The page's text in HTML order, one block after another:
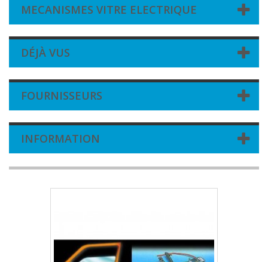
MECANISMES VITRE ELECTRIQUE
DÉJÀ VUS
FOURNISSEURS
INFORMATION